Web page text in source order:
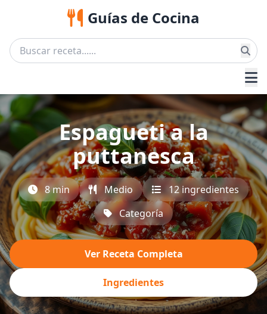
Guías de Cocina
Espagueti a la
puttanesca
8 min Medio
12 ingredientes
Categoría
Ver Receta Completa
Ingredientes